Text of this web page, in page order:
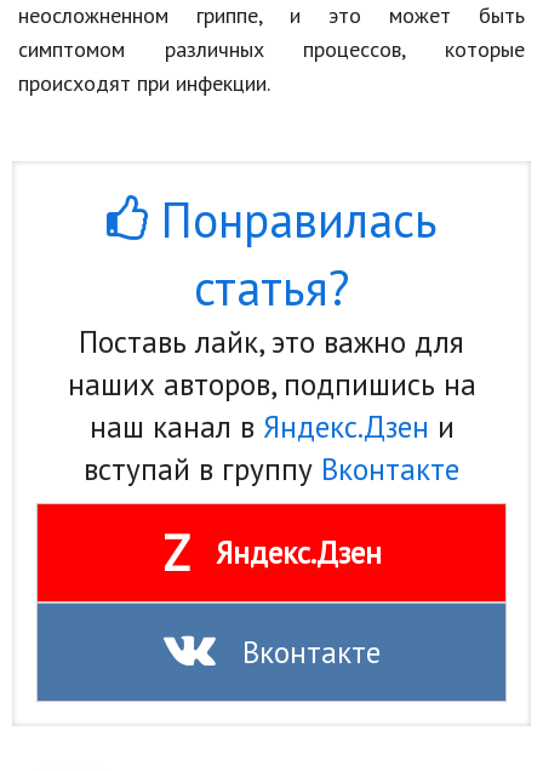
неосложненном гриппе, и это может быть
симптомом различных процессов, которые
происходят при инфекции.
Понравилась
статья?
Поставь лайк, это важно для
наших авторов, подпишись на
наш канал в Яндекс.Дзен и
вступай в группу Вконтакте
Z Яндекс.Дзен
Вконтакте